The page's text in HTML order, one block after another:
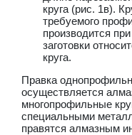
круга (рис. 1в).
требуемого
производится
заготовки
круга.
Правка
осуществляется
многопрофильные
специальными
правятся алмазным